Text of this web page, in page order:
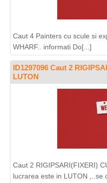
Caut 4 Painters cu scule si
WHARF.. informati Do[...]
ID1297096 Caut 2
LUTON
Caut 2 RIGIPSARI(FIXERI)
lucrarea este in LUTON ,..se